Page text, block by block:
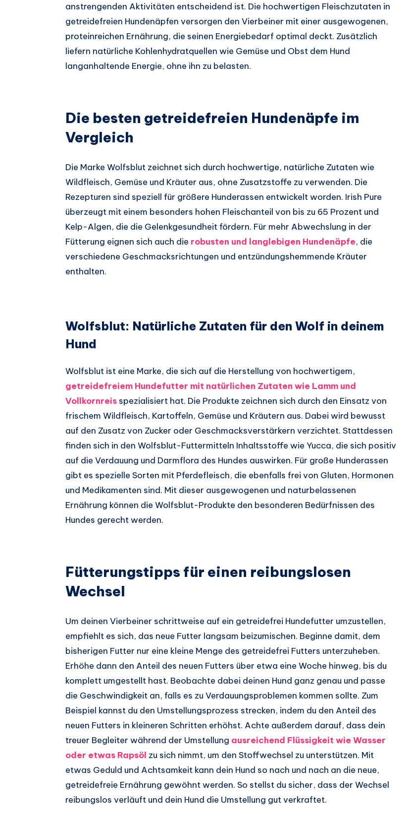
anstrengenden Aktivitäten entscheidend ist. Die hochwertigen Fleischzutaten in
getreidefreien Hundenäpfen versorgen den Vierbeiner mit einer ausgewogenen,
proteinreichen Ernährung, die seinen Energiebedarf optimal deckt. Zusätzlich
liefern natürliche Kohlenhydratquellen wie Gemüse und Obst dem Hund
langanhaltende Energie, ohne ihn zu belasten.
Die besten getreidefreien Hundenäpfe im
Vergleich
Die Marke Wolfsblut zeichnet sich durch hochwertige, natürliche Zutaten wie
Wildfleisch, Gemüse und Kräuter aus, ohne Zusatzstoffe zu verwenden. Die
Rezepturen sind speziell für größere Hunderassen entwickelt worden. Irish Pure
überzeugt mit einem besonders hohen Fleischanteil von bis zu 65 Prozent und
Kelp-Algen, die die Gelenkgesundheit fördern. Für mehr Abwechslung in der
Fütterung eignen sich auch die robusten und langlebigen Hundenäpfe, die
verschiedene Geschmacksrichtungen und entzündungshemmende Kräuter
enthalten.
Wolfsblut: Natürliche Zutaten für den Wolf in deinem
Hund
Wolfsblut ist eine Marke, die sich auf die Herstellung von hochwertigem,
getreidefreiem Hundefutter mit natürlichen Zutaten wie Lamm und
Vollkornreis spezialisiert hat. Die Produkte zeichnen sich durch den Einsatz von
frischem Wildfleisch, Kartoffeln, Gemüse und Kräutern aus. Dabei wird bewusst
auf den Zusatz von Zucker oder Geschmacksverstärkern verzichtet. Stattdessen
finden sich in den Wolfsblut-Futtermitteln Inhaltsstoffe wie Yucca, die sich positiv
auf die Verdauung und Darmflora des Hundes auswirken. Für große Hunderassen
gibt es spezielle Sorten mit Pferdefleisch, die ebenfalls frei von Gluten, Hormonen
und Medikamenten sind. Mit dieser ausgewogenen und naturbelassenen
Ernährung können die Wolfsblut-Produkte den besonderen Bedürfnissen des
Hundes gerecht werden.
Fütterungstipps für einen reibungslosen
Wechsel
Um deinen Vierbeiner schrittweise auf ein getreidefrei Hundefutter umzustellen,
empfiehlt es sich, das neue Futter langsam beizumischen. Beginne damit, dem
bisherigen Futter nur eine kleine Menge des getreidefrei Futters unterzuheben.
Erhöhe dann den Anteil des neuen Futters über etwa eine Woche hinweg, bis du
komplett umgestellt hast. Beobachte dabei deinen Hund ganz genau und passe
die Geschwindigkeit an, falls es zu Verdauungsproblemen kommen sollte. Zum
Beispiel kannst du den Umstellungsprozess strecken, indem du den Anteil des
neuen Futters in kleineren Schritten erhöhst. Achte außerdem darauf, dass dein
treuer Begleiter während der Umstellung ausreichend Flüssigkeit wie Wasser
oder etwas Rapsöl zu sich nimmt, um den Stoffwechsel zu unterstützen. Mit
etwas Geduld und Achtsamkeit kann dein Hund so nach und nach an die neue,
getreidefreie Ernährung gewöhnt werden. So stellst du sicher, dass der Wechsel
reibungslos verläuft und dein Hund die Umstellung gut verkraftet.